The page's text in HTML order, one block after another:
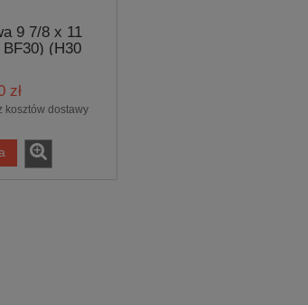
9 7/8 x 11
(H30
zł
kosztów dostawy